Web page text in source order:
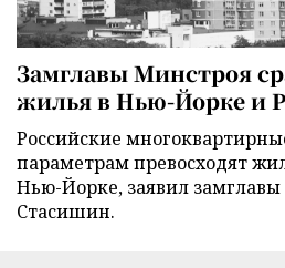
Замглавы Минстроя
жилья в Нью-Йорке и
Российские
параметрам превосходят
Нью-Йорке, заявил
Стасишин.